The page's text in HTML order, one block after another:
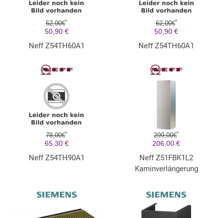
62,00€*
50,90 €
Neff Z54TH60A1
62,00€*
50,90 €
Neff Z54TH60A1
78,00€*
65,30 €
Neff Z54TH90A1
299,00€*
206,00 €
Neff Z51FBK1L2
Kaminverlängerung